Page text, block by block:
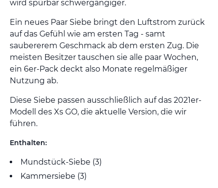
wird spürbar schwergängiger.
Ein neues Paar Siebe bringt den Luftstrom zurück
auf das Gefühl wie am ersten Tag - samt
saubererem Geschmack ab dem ersten Zug. Die
meisten Besitzer tauschen sie alle paar Wochen,
ein 6er-Pack deckt also Monate regelmäßiger
Nutzung ab.
Diese Siebe passen ausschließlich auf das 2021er-
Modell des Xs GO, die aktuelle Version, die wir
führen.
Enthalten:
Mundstück-Siebe (3)
Kammersiebe (3)